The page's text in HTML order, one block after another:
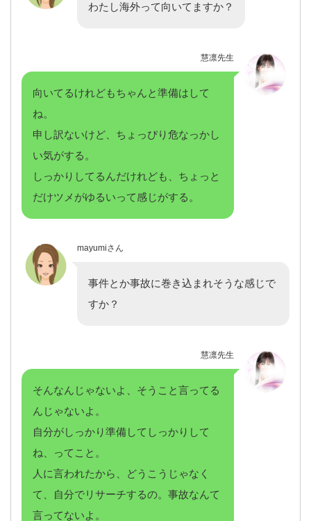
わたし海外って向いてますか？
慧凛先生
向いてるけれどもちゃんと準備はして
ね。
申し訳ないけど、ちょっぴり危なっかし
い気がする。
しっかりしてるんだけれども、ちょっと
だけツメがゆるいって感じがする。
mayumiさん
事件とか事故に巻き込まれそうな感じで
すか？
慧凛先生
そんなんじゃないよ、そうこと言ってる
んじゃないよ。
自分がしっかり準備してしっかりして
ね、ってこと。
人に言われたから、どうこうじゃなく
て、自分でリサーチするの。事故なんて
言ってないよ。